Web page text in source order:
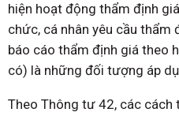
hiện hoạt động thẩm định
chức, cá nhân yêu cầu thẩm
báo cáo thẩm định giá theo
có) là những đối tượng áp
Theo Thông tư 42, các cách